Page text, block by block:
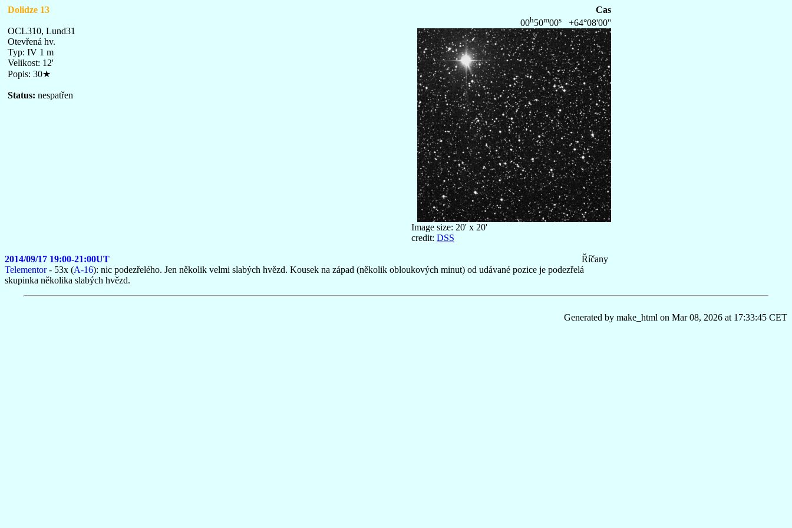
Cas
Dolidze 13
00h50m00s +64°08'00''
OCL310, Lund31
Otevřená hv.
Typ: IV 1 m
Velikost: 12'
Popis: 30★
Status: nespatřen
Image size: 20' x 20'
credit: DSS
Říčany
2014/09/17 19:00-21:00UT
Telementor- 53x (A-16): nic podezřelého. Jen několik velmi slabých hvězd. Kousek na západ (několik obloukových minut) od udávané pozice je podezřelá
skupinka několika slabých hvězd.
Generated by make_html on Mar 08, 2026 at 17:33:45 CET